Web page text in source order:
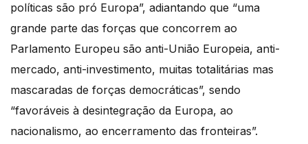
políticas são pró Europa”, adiantando que “uma
grande parte das forças que concorrem ao
Parlamento Europeu são anti-União Europeia, anti-
mercado, anti-investimento, muitas totalitárias mas
mascaradas de forças democráticas”, sendo
“favoráveis à desintegração da Europa, ao
nacionalismo, ao encerramento das fronteiras”.